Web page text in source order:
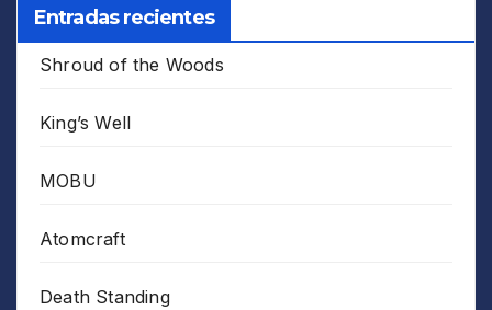
Entradas recientes
Shroud of the Woods
King’s Well
MOBU
Atomcraft
Death Standing